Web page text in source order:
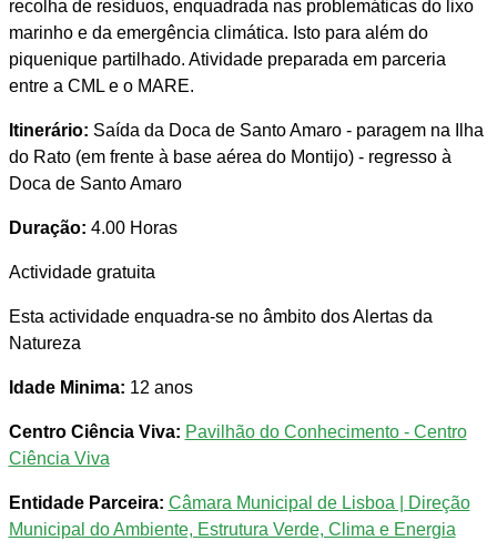
recolha de resíduos, enquadrada nas problemáticas do lixo
marinho e da emergência climática. Isto para além do
piquenique partilhado. Atividade preparada em parceria
entre a CML e o MARE.
Itinerário: Saída da Doca de Santo Amaro - paragem na Ilha
do Rato (em frente à base aérea do Montijo) - regresso à
Doca de Santo Amaro
Duração: 4.00 Horas
Actividade gratuita
Esta actividade enquadra-se no âmbito dos Alertas da
Natureza
Idade Minima: 12 anos
Centro Ciência Viva: Pavilhão do Conhecimento - Centro
Ciência Viva
Entidade Parceira: Câmara Municipal de Lisboa | Direção
Municipal do Ambiente, Estrutura Verde, Clima e Energia